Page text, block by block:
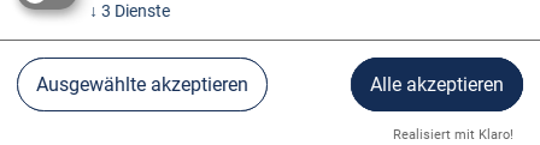
BLUE BRIX STRAUBING
↓ 3 Dienste
Ausgewählte akzeptieren Alle akzeptieren
Realisiert mit Klaro!